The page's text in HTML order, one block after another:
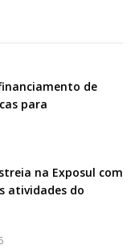
de
para
na Exposul com
atividades do